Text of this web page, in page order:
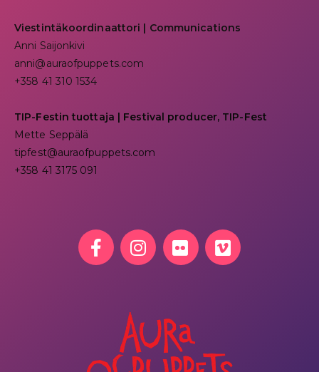
Viestintäkoordinaattori | Communications
Anni Saijonkivi
anni@auraofpuppets.com
+358 41 310 1534
TIP-Festin tuottaja | Festival producer, TIP-Fest
Mette Seppälä
tipfest@auraofpuppets.com
+358 41 3175 091